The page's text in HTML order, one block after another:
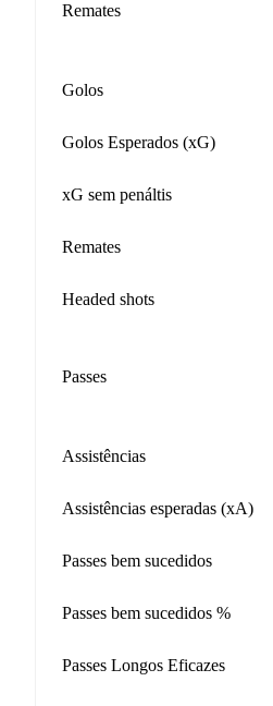
Remates
Golos
Golos Esperados (xG)
xG sem penáltis
Remates
Headed shots
Passes
Assistências
Assistências esperadas (xA)
Passes bem sucedidos
Passes bem sucedidos %
Passes Longos Eficazes